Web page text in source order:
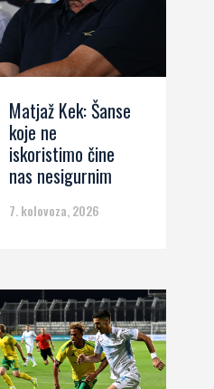
Matjaž Kek: Šanse
koje ne
iskoristimo čine
nas nesigurnim
7. kolovoza, 2026